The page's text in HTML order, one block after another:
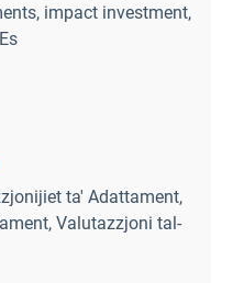
impact investment,
ta' Adattament,
Valutazzjoni tal-